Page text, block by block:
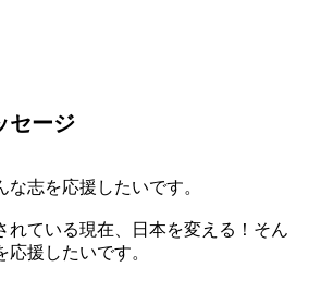
セージ
な志を応援したいです。
れている現在、日本を変える！そん
援したいです。